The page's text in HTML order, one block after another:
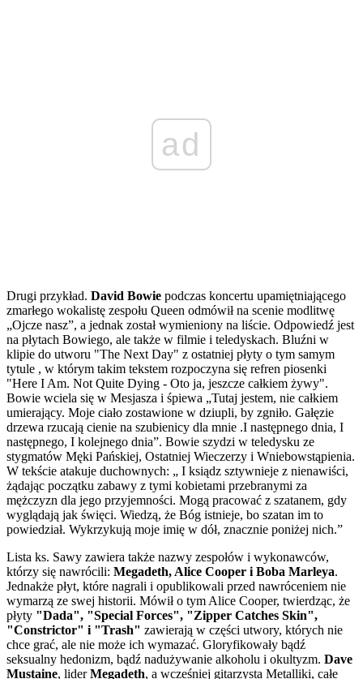
ad
Drugi przykład. David Bowie podczas koncertu upamiętniającego
zmarłego wokalistę zespołu Queen odmówił na scenie modlitwę
„Ojcze nasz”, a jednak został wymieniony na liście. Odpowiedź jest
na płytach Bowiego, ale także w filmie i teledyskach. Bluźni w
klipie do utworu "The Next Day" z ostatniej płyty o tym samym
tytule , w którym takim tekstem rozpoczyna się refren piosenki
"Here I Am. Not Quite Dying - Oto ja, jeszcze całkiem żywy".
Bowie wciela się w Mesjasza i śpiewa „Tutaj jestem, nie całkiem
umierający. Moje ciało zostawione w dziupli, by zgniło. Gałęzie
drzewa rzucają cienie na szubienicy dla mnie .I następnego dnia, I
następnego, I kolejnego dnia”. Bowie szydzi w teledysku ze
stygmatów Męki Pańskiej, Ostatniej Wieczerzy i Wniebowstąpienia.
W tekście atakuje duchownych: „ I ksiądz sztywnieje z nienawiści,
żądając początku zabawy z tymi kobietami przebranymi za
mężczyzn dla jego przyjemności. Mogą pracować z szatanem, gdy
wyglądają jak święci. Wiedzą, że Bóg istnieje, bo szatan im to
powiedział. Wykrzykują moje imię w dół, znacznie poniżej nich.”
Lista ks. Sawy zawiera także nazwy zespołów i wykonawców,
którzy się nawrócili: Megadeth, Alice Cooper i Boba Marleya.
Jednakże płyt, które nagrali i opublikowali przed nawróceniem nie
wymarzą ze swej historii. Mówił o tym Alice Cooper, twierdząc, że
płyty "Dada", "Special Forces", "Zipper Catches Skin",
"Constrictor" i "Trash" zawierają w części utwory, których nie
chce grać, ale nie może ich wymazać. Gloryfikowały bądź
seksualny hedonizm, bądź nadużywanie alkoholu i okultyzm. Dave
Mustaine, liderMegadeth, a wcześniej gitarzysta Metalliki, całe